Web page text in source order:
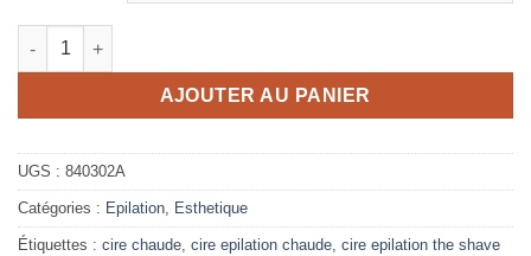
quantité de L'épilation cire chaude Homme The Shave Factory
AJOUTER AU PANIER
UGS : 840302A
Catégories : Epilation, Esthetique
Étiquettes : cire chaude, cire epilation chaude, cire epilation the shave